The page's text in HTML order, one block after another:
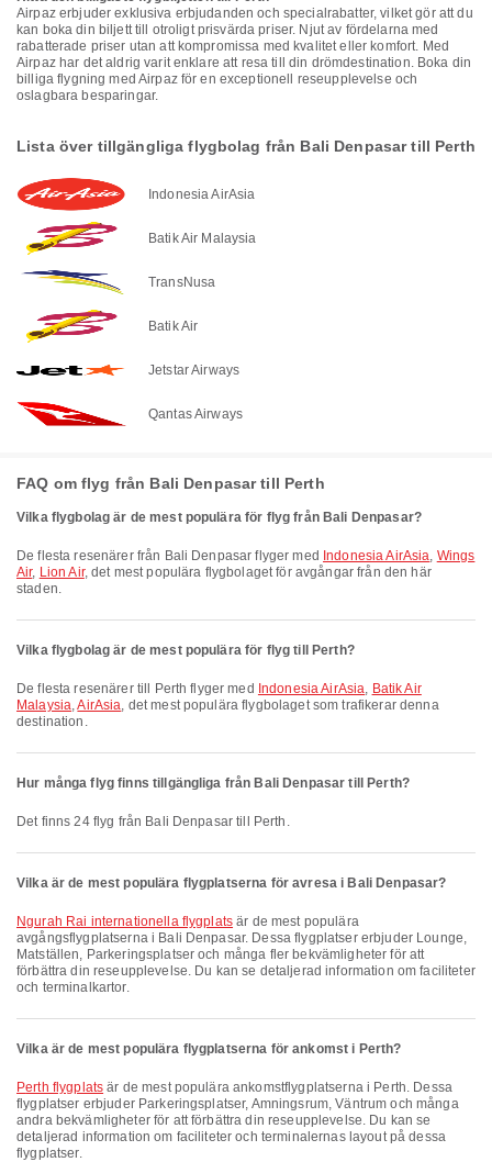
Airpaz erbjuder exklusiva erbjudanden och specialrabatter, vilket gör att du
kan boka din biljett till otroligt prisvärda priser. Njut av fördelarna med
rabatterade priser utan att kompromissa med kvalitet eller komfort. Med
Airpaz har det aldrig varit enklare att resa till din drömdestination. Boka din
billiga flygning med Airpaz för en exceptionell reseupplevelse och
oslagbara besparingar.
Lista över tillgängliga flygbolag från Bali Denpasar till Perth
Indonesia AirAsia
Batik Air Malaysia
TransNusa
Batik Air
Jetstar Airways
Qantas Airways
FAQ om flyg från Bali Denpasar till Perth
Vilka flygbolag är de mest populära för flyg från Bali Denpasar?
De flesta resenärer från Bali Denpasar flyger med Indonesia AirAsia, Wings
Air, Lion Air, det mest populära flygbolaget för avgångar från den här
staden.
Vilka flygbolag är de mest populära för flyg till Perth?
De flesta resenärer till Perth flyger med Indonesia AirAsia, Batik Air
Malaysia,AirAsia, det mest populära flygbolaget som trafikerar denna
destination.
Hur många flyg finns tillgängliga från Bali Denpasar till Perth?
Det finns 24 flyg från Bali Denpasar till Perth.
Vilka är de mest populära flygplatserna för avresa i Bali Denpasar?
Ngurah Rai internationella flygplats är de mest populära
avgångsflygplatserna i Bali Denpasar. Dessa flygplatser erbjuder Lounge,
Matställen, Parkeringsplatser och många fler bekvämligheter för att
förbättra din reseupplevelse. Du kan se detaljerad information om faciliteter
och terminalkartor.
Vilka är de mest populära flygplatserna för ankomst i Perth?
Perth flygplats är de mest populära ankomstflygplatserna i Perth. Dessa
flygplatser erbjuder Parkeringsplatser, Amningsrum, Väntrum och många
andra bekvämligheter för att förbättra din reseupplevelse. Du kan se
detaljerad information om faciliteter och terminalernas layout på dessa
flygplatser.